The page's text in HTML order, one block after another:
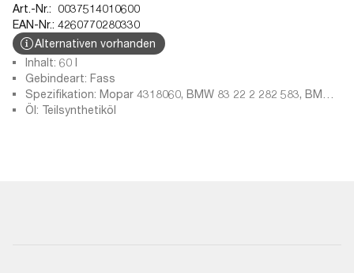
Art.-Nr.: 0037514010600
EAN-Nr.: 4260770280330
Alternativen vorhanden
Inhalt: 60 l
Gebindeart: Fass
Spezifikation: Mopar 4318060, BMW 83 22 2 282 583, BMW
MSP/A, Ford M2C187-A, GM 12346140, API GL-5 synth LS,
Öl: Teilsynthetiköl